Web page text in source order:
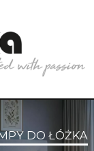
DO ŁÓŻKA